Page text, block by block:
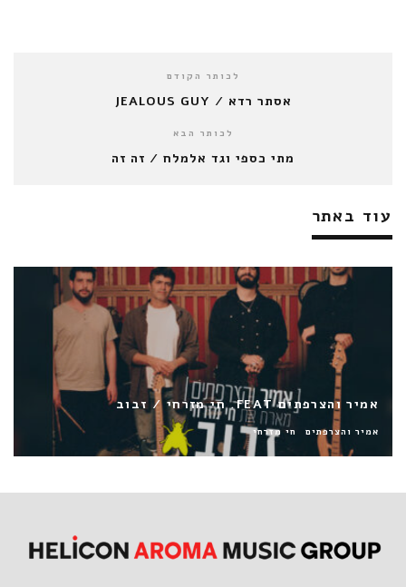
לכותר הקודם
אסתר רדא / JEALOUS GUY
לכותר הבא
מתי כספי וגד אלמלח / זה זה
עוד באתר
דיקלה / ואולי
דיקלה